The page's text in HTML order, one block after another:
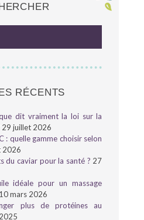
RÉCENTS
dit vraiment la loi sur la
29 juillet 2026
: quelle gamme choisir selon
2026
du caviar pour la santé ? 27
idéale pour un massage
10 mars 2026
plus de protéines au